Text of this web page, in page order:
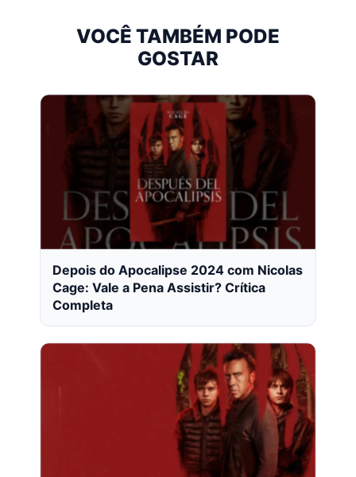
VOCÊ TAMBÉM PODE
GOSTAR
Depois do Apocalipse 2024 com Nicolas
Cage: Vale a Pena Assistir? Crítica
Completa